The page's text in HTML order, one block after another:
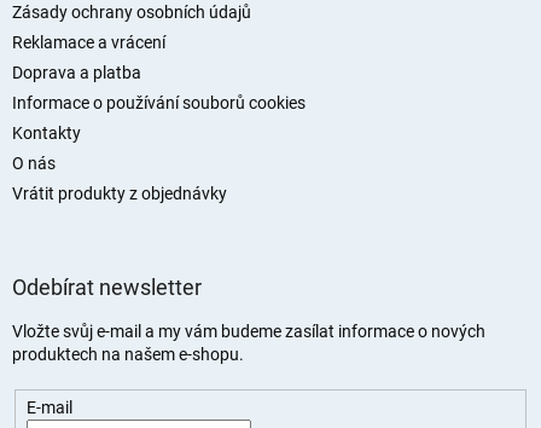
Zásady ochrany osobních údajů
Reklamace a vrácení
Doprava a platba
Informace o používání souborů cookies
Kontakty
O nás
Vrátit produkty z objednávky
Odebírat newsletter
Vložte svůj e-mail a my vám budeme zasílat informace o nových
produktech na našem e-shopu.
E-mail